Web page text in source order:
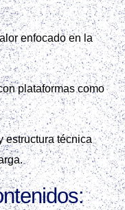
enfocado en la
plataformas como
estructura técnica